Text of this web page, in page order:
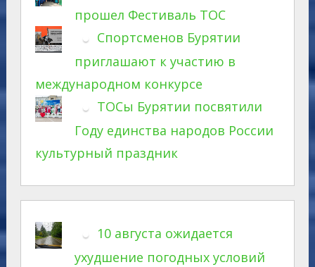
прошел Фестиваль ТОС
Спортсменов Бурятии
приглашают к участию в
международном конкурсе
ТОСы Бурятии посвятили
Году единства народов России
культурный праздник
10 августа ожидается
ухудшение погодных условий